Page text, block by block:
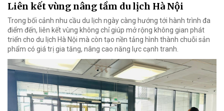
Liên kết vùng nâng tầm du lịch Hà Nội
Trong bối cảnh nhu cầu du lịch ngày càng hướng tới hành trình đa
điểm đến, liên kết vùng không chỉ giúp mở rộng không gian phát
triển cho du lịch Hà Nội mà còn tạo nền tảng hình thành chuỗi sản
phẩm có giá trị gia tăng, nâng cao năng lực cạnh tranh.